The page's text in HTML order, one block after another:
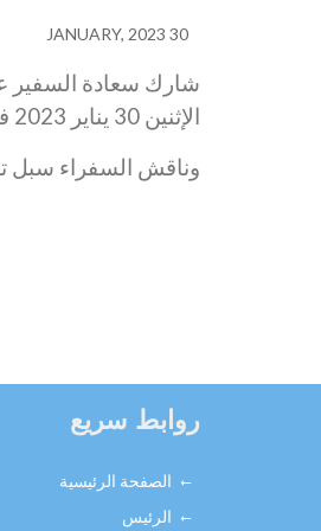
30 JANUARY, 2023
شارك سعادة السفير
الإثنين 30 يناير 2023 في فندق كروان بلازا
وناقش السفراء سبل
روابط سريع
الصفحة الرئيسية
الرئيس